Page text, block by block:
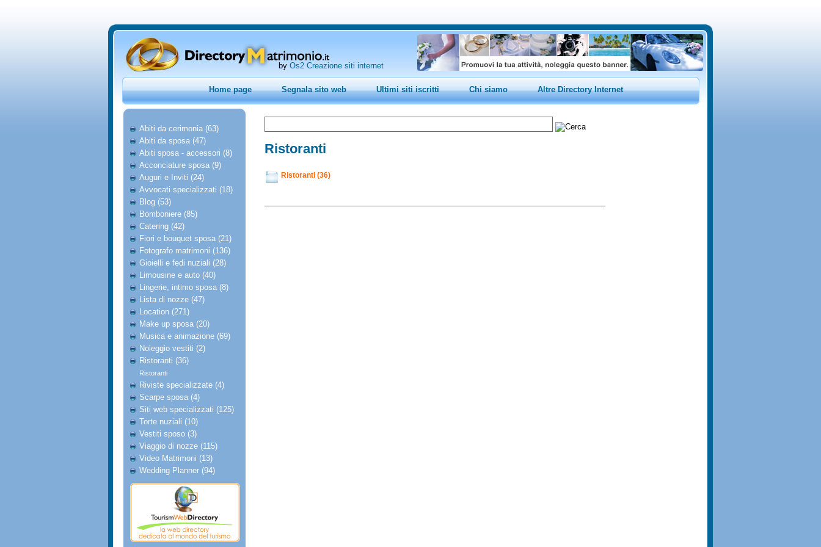
by Os2 Creazione siti internet
Home page Segnala sito web Ultimi siti iscritti Chi siamo Altre Directory Internet
Abiti da cerimonia (63)
Abiti da sposa (47)
Abiti sposa - accessori (8)
Acconciature sposa (9)
Auguri e Inviti (24)
Avvocati specializzati (18)
Blog (53)
Bomboniere (85)
Catering (42)
Fiori e bouquet sposa (21)
Fotografo matrimoni (136)
Gioielli e fedi nuziali (28)
Limousine e auto (40)
Lingerie, intimo sposa (8)
Lista di nozze (47)
Location (271)
Make up sposa (20)
Musica e animazione (69)
Noleggio vestiti (2)
Ristoranti (36)
Ristoranti
Riviste specializzate (4)
Scarpe sposa (4)
Siti web specializzati (125)
Torte nuziali (10)
Vestiti sposo (3)
Viaggio di nozze (115)
Video Matrimoni (13)
Wedding Planner (94)
Ristoranti
Ristoranti (36)